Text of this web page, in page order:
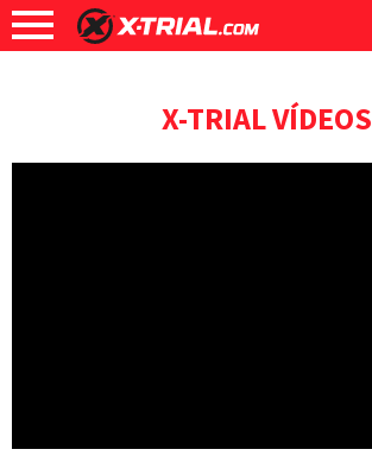
X-TRIAL VÍDEOS